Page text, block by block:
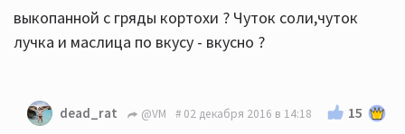
выкопанной с гряды кортохи ? Чуток соли,чуток
лучка и маслица по вкусу - вкусно ?
dead_rat @VM 02 декабря 2016 в 14:18 15